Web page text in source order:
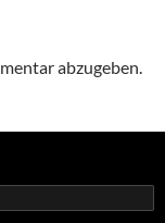
abzugeben.